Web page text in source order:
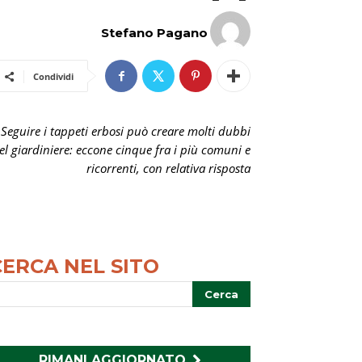
Stefano Pagano
Condividi
Seguire i tappeti erbosi può creare molti dubbi
giardiniere: eccone cinque fra i più comuni e
ricorrenti, con relativa risposta
NEL SITO